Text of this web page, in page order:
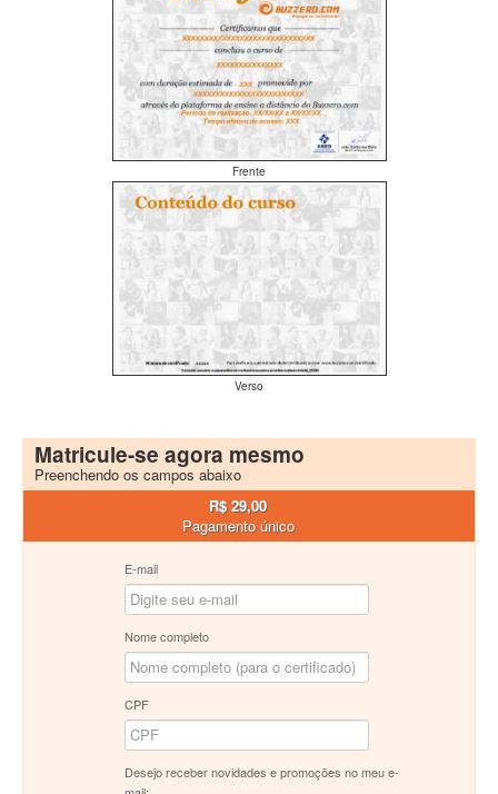
Frente
Verso
Matricule-se agora mesmo
Preenchendo os campos abaixo
R$ 29,00
Pagamento único
E-mail
Nome completo
CPF
Desejo receber novidades e promoções no meu e-